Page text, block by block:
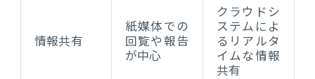
情報共有
紙媒体での
回覧や報告
が中心
クラウドシ
ステムによ
るリアルタ
イムな情報
共有